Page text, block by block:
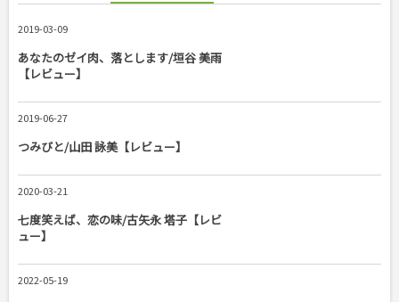
2019-03-09
あなたのゼイ肉、落とします/垣谷 美雨
【レビュー】
2019-06-27
つみびと/山田 詠美【レビュー】
2020-03-21
七度笑えば、恋の味/古矢永 塔子【レビ
ュー】
2022-05-19